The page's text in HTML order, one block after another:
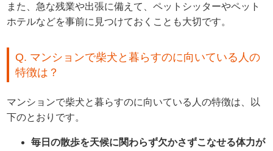
また、急な残業や出張に備えて、ペットシッターやペット
ホテルなどを事前に見つけておくことも大切です。
Q. マンションで柴犬と暮らすのに向いている人の
特徴は？
マンションで柴犬と暮らすのに向いている人の特徴は、以
下のとおりです。
毎日の散歩を天候に関わらず欠かさずこなせる体力が